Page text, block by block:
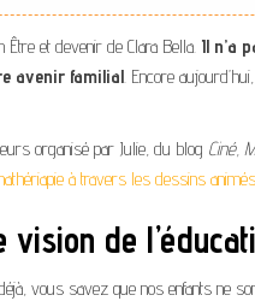
et devenir de Clara Bella. Il n’a
avenir familial. Encore
organisé par Julie, du blog Ciné,
à travers les dessins animés
de
vous savez que nos enfants ne